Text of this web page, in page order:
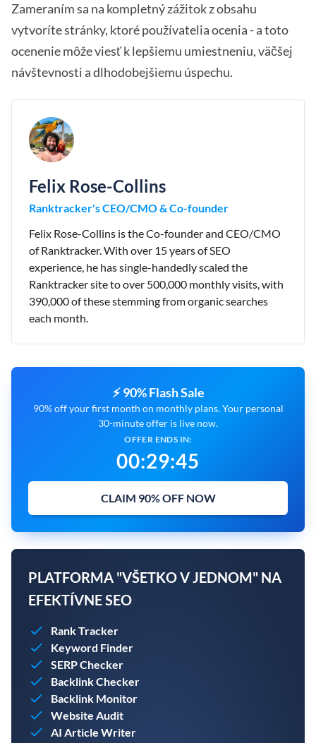
Zameraním sa na kompletný zážitok z obsahu
vytvoríte stránky, ktoré používatelia ocenia - a toto
ocenenie môže viesť k lepšiemu umiestneniu, väčšej
návštevnosti a dlhodobejšiemu úspechu.
Felix Rose-Collins
Ranktracker's CEO/CMO & Co-founder
Felix Rose-Collins is the Co-founder and CEO/CMO
of Ranktracker. With over 15 years of SEO
experience, he has single-handedly scaled the
Ranktracker site to over 500,000 monthly visits, with
390,000 of these stemming from organic searches
each month.
⚡ 90% Flash Sale
90% off your first month on monthly plans. Your personal
30-minute offer is live now.
OFFER ENDS IN:
00:29:44
CLAIM 90% OFF NOW
PLATFORMA "VŠETKO V JEDNOM" NA
EFEKTÍVNE SEO
Rank Tracker
Keyword Finder
SERP Checker
Backlink Checker
Backlink Monitor
Website Audit
AI Article Writer